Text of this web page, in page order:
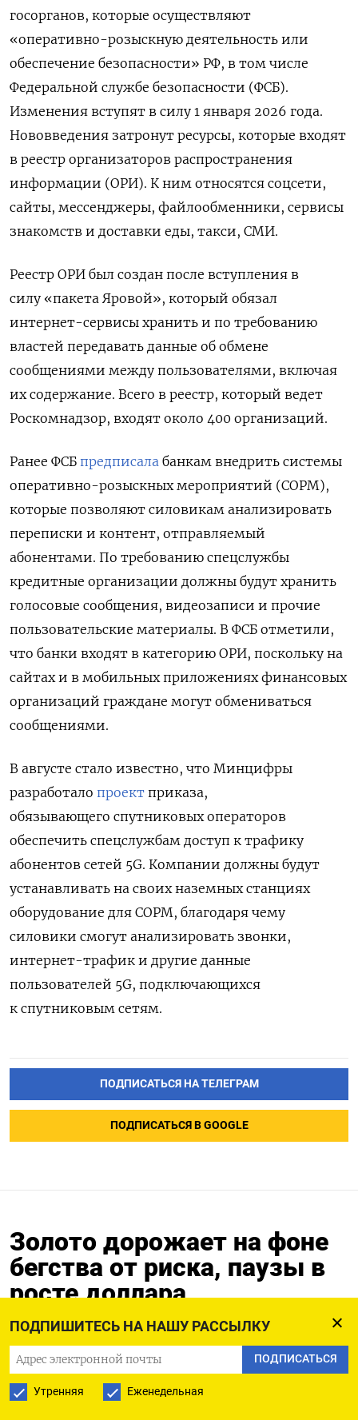
ПОДПИШИТЕСЬ НА НАШУ РАССЫЛКУ
ПОДПИСАТЬСЯ
Утренняя Еженедельная
госорганов, которые осуществляют
«оперативно-розыскную деятельность или
обеспечение безопасности» РФ, в том числе
Федеральной службе безопасности (ФСБ).
Изменения вступят в силу 1 января 2026 года.
Нововведения затронут ресурсы, которые входят
в реестр организаторов распространения
информации (ОРИ). К ним относятся соцсети,
сайты, мессенджеры, файлообменники, сервисы
знакомств и доставки еды, такси, СМИ.
Реестр ОРИ был создан после вступления в
силу «пакета Яровой», который обязал
интернет-сервисы хранить и по требованию
властей передавать данные об обмене
сообщениями между пользователями, включая
их содержание. Всего в реестр, который ведет
Роскомнадзор, входят около 400 организаций.
Ранее ФСБ предписала банкам внедрить системы
оперативно-розыскных мероприятий (СОРМ),
которые позволяют силовикам анализировать
переписки и контент, отправляемый
абонентами. По требованию спецслужбы
кредитные организации должны будут хранить
голосовые сообщения, видеозаписи и прочие
пользовательские материалы. В ФСБ отметили,
что банки входят в категорию ОРИ, поскольку на
сайтах и в мобильных приложениях финансовых
организаций граждане могут обмениваться
сообщениями.
В августе стало известно, что Минцифры
разработало проект приказа,
обязывающего спутниковых операторов
обеспечить спецслужбам доступ к трафику
абонентов сетей 5G. Компании должны будут
устанавливать на своих наземных станциях
оборудование для СОРМ, благодаря чему
силовики смогут анализировать звонки,
интернет-трафик и другие данные
пользователей 5G, подключающихся
к спутниковым сетям.
ПОДПИСАТЬСЯ НА ТЕЛЕГРАМ
ПОДПИСАТЬСЯ В GOOGLE
Золото дорожает на фоне
бегства от риска, паузы в
росте доллара
05.11.2025
5 ноя (Рейтер) -